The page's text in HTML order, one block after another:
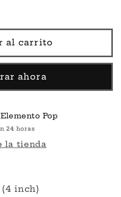
al carrito
ahora
Elemento Pop
24 horas
la tienda
(4 inch)